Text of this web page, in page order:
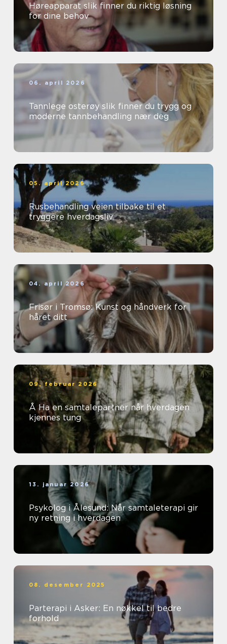
Høreapparat slik finner du riktig løsning
for dine behov
06. april 2026
Tannlege osterøy slik finner du trygg og
moderne tannbehandling nær deg
05. april 2026
Rusbehandling veien tilbake til et
tryggere hverdagsliv
04. april 2026
Frisør i Tromsø: Kunst og håndverk for
håret ditt
09. februar 2026
Å Ha en samtalepartner når hverdagen
kjennes tung
13. januar 2026
Psykolog i Ålesund: Når samtaleterapi gir
ny retning i hverdagen
08. desember 2025
Parterapi i Asker: En nøkkel til bedre
forhold